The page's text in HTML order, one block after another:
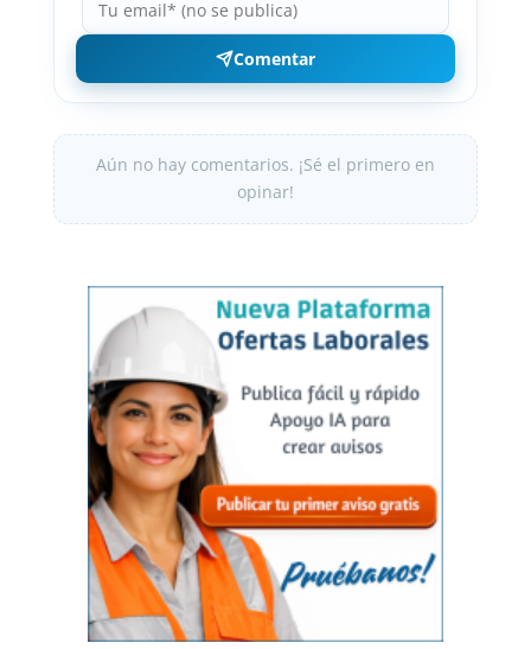
Comentar
Aún no hay comentarios. ¡Sé el primero en
opinar!